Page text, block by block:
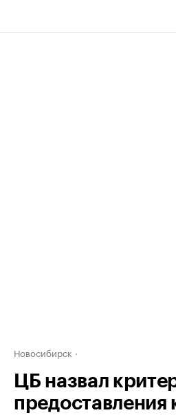
Новосибирск
ЦБ назвал
предоставления